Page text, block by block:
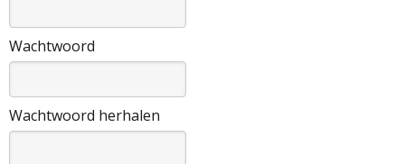
Wachtwoord
Wachtwoord herhalen